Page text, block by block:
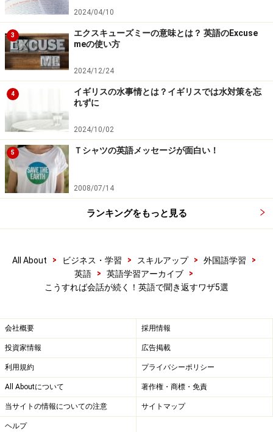
相手の発言が部分的に聞き取れている時
5. 5W1Hを活用する
相手の発言の一部を繰り返して、それに5W1Hをつける
方法です。会話例のAさんの「……」が聞き取りきれなか
った箇所として読んでみて下さい。
A:この書類を……までにファックスしてくださいますか？
B:いつまでに、ですか？
つまでにですか？」と聞き返すことが出来ました！
この要領で、who, what, where, howなどを絡めながら聞
き返せば、相手に失礼なく、正確に聞き取りたかった箇
所を繰り返してもらえます。
2024/04/10
3
エクスキューズミーの意味とは？ 英語のExcuse
meの使い方
2024/12/24
4
イギリスの水事情とは？イギリスでは水対策を忘
れずに
2024/10/02
5 Ｔシャツの英語メッセージが面白い！
2008/07/14
ランキングをもっと見る
All About > ビジネス・学習 > スキルアップ > 外国語学習
>
英語
> 英語学習アーカイブ
>
こうすれば会話が続く！英語で聞き返すワザ5選
会社概要 採用情報
投資家情報 広告掲載
利用規約 プライバシーポリシー
All Aboutについて 著作権・商標・免責
当サイトの情報についての注意 サイトマップ
ヘルプ